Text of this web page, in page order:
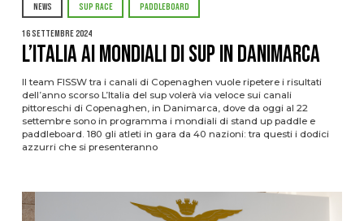
NEWS SUP RACE PADDLEBOARD
16 Settembre 2024
L’Italia ai mondiali di sup in Danimarca
Il team FISSW tra i canali di Copenaghen vuole ripetere i risultati
dell’anno scorso L’Italia del sup volerà via veloce sui canali
pittoreschi di Copenaghen, in Danimarca, dove da oggi al 22
settembre sono in programma i mondiali di stand up paddle e
paddleboard. 180 gli atleti in gara da 40 nazioni: tra questi i dodici
azzurri che si presenteranno